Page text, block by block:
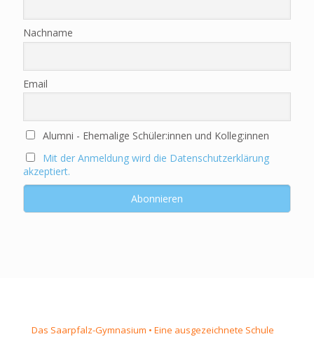
Nachname
Email
Alumni - Ehemalige Schüler:innen und Kolleg:innen
Mit der Anmeldung wird die Datenschutzerklärung
akzeptiert.
Das Saarpfalz-Gymnasium • Eine ausgezeichnete Schule